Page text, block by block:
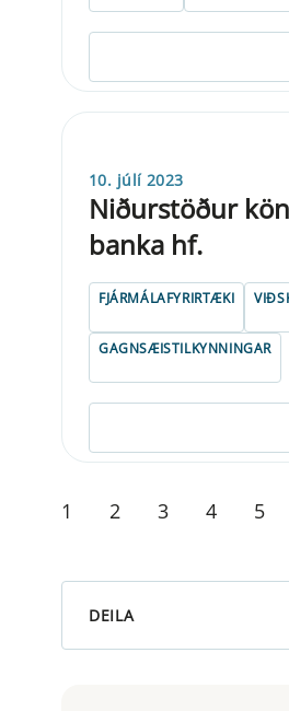
10. júlí 2023
Niðurstöður
banka hf.
FJÁRMÁLAFYRIRTÆKI
GAGNSÆISTILKYNNINGAR
1 2 3 4 5
DEILA